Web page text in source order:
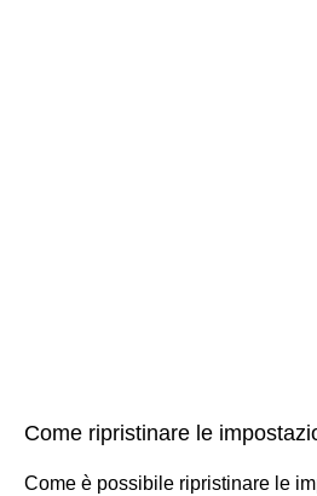
Come ripristinare le
Come è possibile ripristinare le